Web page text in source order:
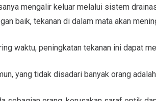
mengalir keluar melalui sistem
baik, tekanan di dalam mata akan
waktu, peningkatan tekanan ini dapat
yang tidak disadari banyak orang